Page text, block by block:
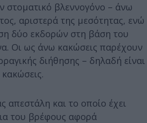
στοματικό βλεννογόνο – άνω
αριστερά της μεσότητας, ενώ
δύο εκδορών στη βάση του
Οι ως άνω κακώσεις παρέχουν
διήθησης – δηλαδή είναι
απεστάλη και το οποίο έχει
του βρέφους αφορά